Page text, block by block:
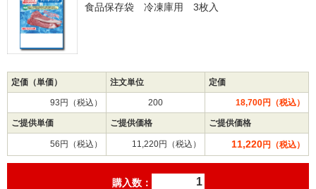
食品保存袋 冷凍庫用 3枚入
定価（単価） 注文単位 定価
93円（税込） 200 18,700円（税込）
ご提供単価 ご提供価格 ご提供価格
56円（税込） 11,220円（税込） 11,220円（税込）
購入数：